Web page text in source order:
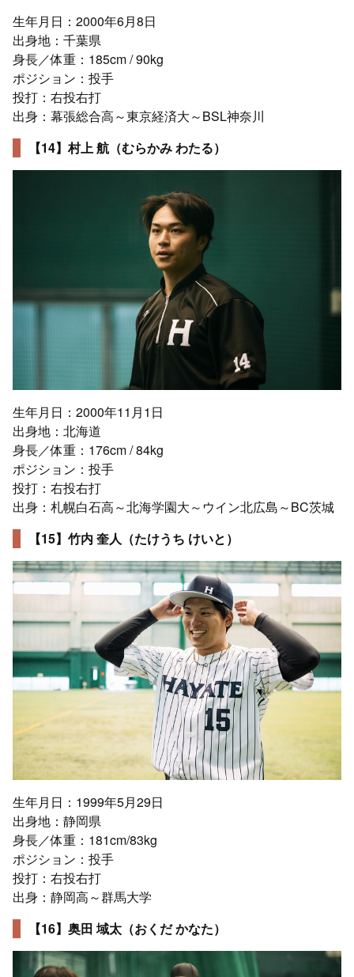
生年月日：2000年6月8日
出身地：千葉県
身長／体重：185cm / 90kg
ポジション：投手
投打：右投右打
出身：幕張総合高～東京経済大～BSL神奈川
【14】村上 航（むらかみ わたる）
生年月日：2000年11月1日
出身地：北海道
身長／体重：176cm / 84kg
ポジション：投手
投打：右投右打
出身：札幌白石高～北海学園大～ウイン北広島～BC茨城
【15】竹内 奎人（たけうち けいと）
生年月日：1999年5月29日
出身地：静岡県
身長／体重：181cm/83kg
ポジション：投手
投打：右投右打
出身：静岡高～群馬大学
【16】奥田 域太（おくだ かなた）